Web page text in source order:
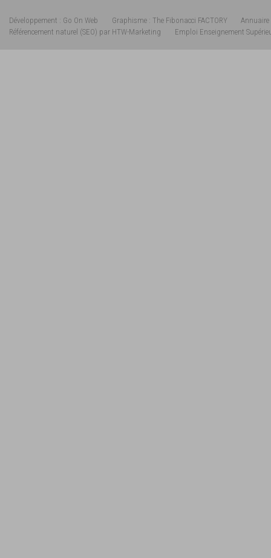
Développement : Go On Web Graphisme : The Fibonacci FACTORY
Annuaire
Référencement naturel (SEO) par HTW-Marketing
Emploi Enseignement